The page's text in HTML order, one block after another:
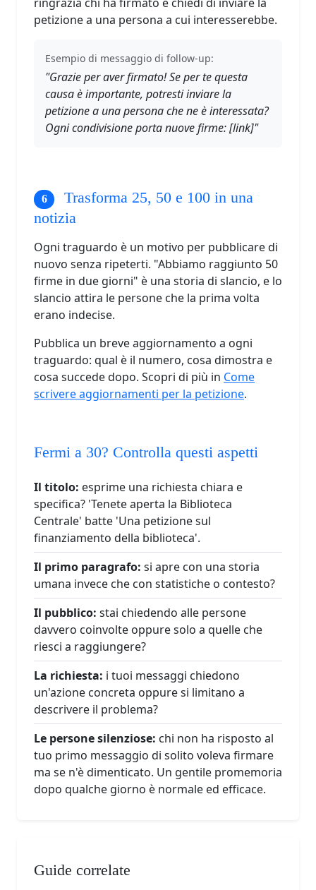
petizione a una persona a cui interesserebbe.
Esempio di messaggio di follow-up:
"Grazie per aver firmato! Se per te questa
causa è importante, potresti inviare la
petizione a una persona che ne è interessata?
Ogni condivisione porta nuove firme: [link]"
Trasforma 25, 50 e 100 in una
notizia
Ogni traguardo è un motivo per pubblicare di
nuovo senza ripeterti. "Abbiamo raggiunto 50
firme in due giorni" è una storia di slancio, e lo
slancio attira le persone che la prima volta
erano indecise.
Pubblica un breve aggiornamento a ogni
traguardo: qual è il numero, cosa dimostra e
cosa succede dopo. Scopri di più in Come
scrivere aggiornamenti per la petizione.
Fermi a 30? Controlla questi aspetti
Il titolo: esprime una richiesta chiara e
specifica? 'Tenete aperta la Biblioteca
Centrale' batte 'Una petizione sul
finanziamento della biblioteca'.
Il primo paragrafo: si apre con una storia
umana invece che con statistiche o contesto?
Il pubblico: stai chiedendo alle persone
davvero coinvolte oppure solo a quelle che
riesci a raggiungere?
La richiesta: i tuoi messaggi chiedono
un'azione concreta oppure si limitano a
descrivere il problema?
Le persone silenziose: chi non ha risposto al
tuo primo messaggio di solito voleva firmare
ma se n'è dimenticato. Un gentile promemoria
dopo qualche giorno è normale ed efficace.
Guide correlate